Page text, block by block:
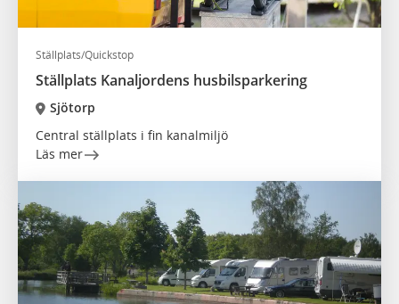
Ställplats/Quickstop
Ställplats Kanaljordens husbilsparkering
Sjötorp
Central ställplats i fin kanalmiljö
Läs mer